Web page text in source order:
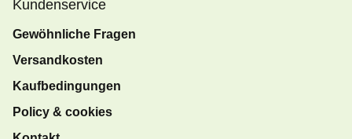
Kundenservice
Gewöhnliche Fragen
Versandkosten
Kaufbedingungen
Policy & cookies